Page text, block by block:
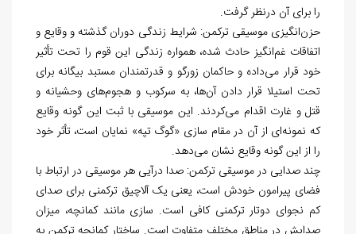
را برای آن درنظر گرفت.
حزن‌انگیزی موسیقی ترکمن: شرایط زندگی دوران گذشته و وقایع و
اتفاقات غم‌انگیز حادث شده، همواره زندگی این قوم را تحت تأثیر
خود قرار می‌داده و حاکمان زورگو و قدرتمندان مستبد بیگانه برای
تحت استیلا قرار دادن آن‌ها، به سرکوب و هجوم‌های وحشیانه و
قتل و غارت اقدام می‌کردند. این موسیقی با ثبت این گونه وقایع
که نمونه‌ای از آن در مقام سازی «گوگ تپه» نمایان است، تأثر خود
را از این گونه وقایع نشان می‌دهد.
چند صدایی در موسیقی ترکمن: صدا درآیی هر موسیقی در ارتباط با
فضای پیرامون خودش است، یعنی یک آلاچیق ترکمنی برای صدای
کم نجوای دوتار ترکمنی کافی است. سازی مانند کمانچه، میزان